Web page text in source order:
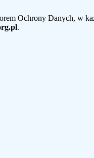
Ochrony Danych, w
.